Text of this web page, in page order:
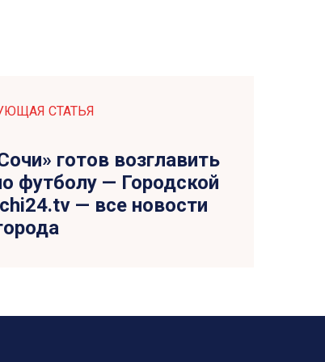
СТАТЬЯ
готов возглавить
футболу — Городской
— все новости